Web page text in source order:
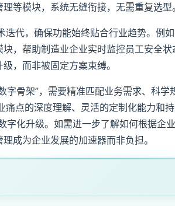
等模块，系统无缝衔接，无需重复选型。
迭代，确保功能始终贴合行业趋势。例
，帮助制造业企业实时监控员工安全
，而非被固定方案束缚。
字骨架”，需要精准匹配业务需求、科
痛点的深度理解、灵活的定制化能力和
字化升级。如需进一步了解如何根据企
成为企业发展的加速器而非负担。